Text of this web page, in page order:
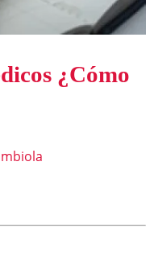
¿Cómo